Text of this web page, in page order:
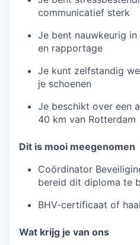
communicatief sterk
Je bent nauwkeurig
en rapportage
Je kunt zelfstandig
je schoenen
Je beschikt over een
40 km van Rotterdam
Dit is mooi meegenomen
Coördinator
bereid dit diploma te
BHV-certificaat of
Wat krijg je van ons